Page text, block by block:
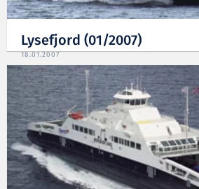
Lysefjord (01/2007)
18.01.2007